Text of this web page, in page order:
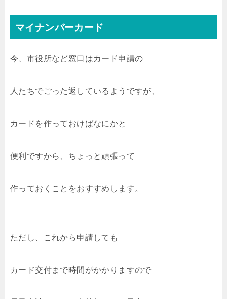
マイナンバーカード
今、市役所など窓口はカード申請の
人たちでごった返しているようですが、
カードを作っておけばなにかと
便利ですから、ちょっと頑張って
作っておくことをおすすめします。
ただし、これから申請しても
カード交付まで時間がかかりますので